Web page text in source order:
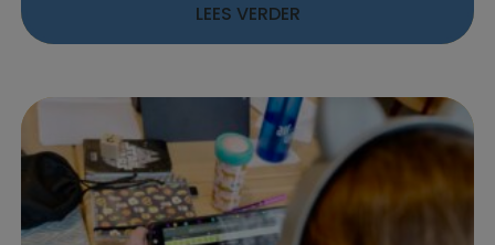
LEES VERDER